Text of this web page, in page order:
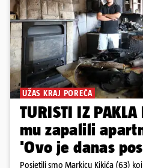
UŽAS KRAJ POREČA
TURISTI IZ
mu zapalili
'Ovo je danas
Posjetili smo Markicu Kikića (63)